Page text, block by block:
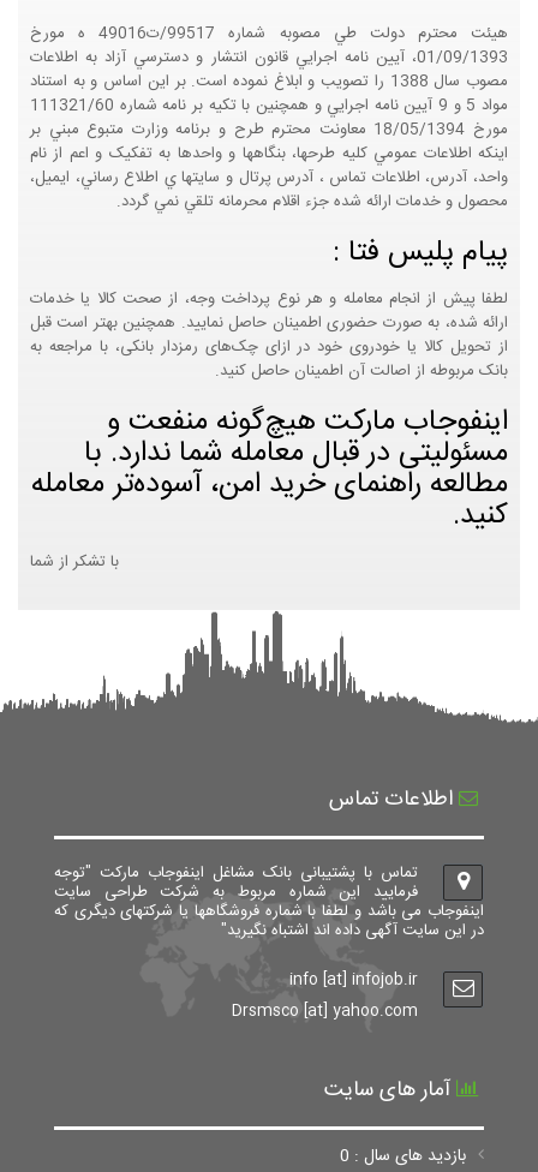
هيئت محترم دولت طي مصوبه شماره 99517/ت49016 ه مورخ
01/09/1393، آيين نامه اجرايي قانون انتشار و دسترسي آزاد به اطلاعات
مصوب سال 1388 را تصويب و ابلاغ نموده است. بر اين اساس و به استناد
مواد 5 و 9 آيين نامه اجرايي و همچنين با تکيه بر نامه شماره 111321/60
مورخ 18/05/1394 معاونت محترم طرح و برنامه وزارت متبوع مبني بر
اينکه اطلاعات عمومي کليه طرحها، بنگاهها و واحدها به تفکيک و اعم از نام
واحد، آدرس، اطلاعات تماس ، آدرس پرتال و سايتها ي اطلاع رساني، ايميل،
محصول و خدمات ارائه شده جزء اقلام محرمانه تلقي نمي گردد.
پیام پلیس فتا :
لطفا پیش از انجام معامله و هر نوع پرداخت وجه، از صحت کالا یا خدمات
ارائه شده، به صورت حضوری اطمینان حاصل نمایید. همچنین بهتر است قبل
از تحویل کالا یا خودروی خود در ازای چک‌های رمزدار بانکی، با مراجعه به
بانک مربوطه از اصالت آن اطمینان حاصل کنید.
اینفوجاب مارکت هیچ‌گونه منفعت و
مسئولیتی در قبال معامله شما ندارد. با
مطالعه راهنمای خرید امن، آسوده‌تر معامله
کنید.
با تشکر از شما
اطلاعات تماس
تماس با پشتیبانی بانک مشاغل اینفوجاب مارکت "توجه
فرمایید این شماره مربوط به شرکت طراحی سایت
اینفوجاب می باشد و لطفا با شماره فروشگاهها یا شرکتهای دیگری که
در این سایت آگهی داده اند اشتباه نگیرید"
info [at] infojob.ir
Drsmsco [at] yahoo.com
آمار های سایت
بازدید های سال : 0